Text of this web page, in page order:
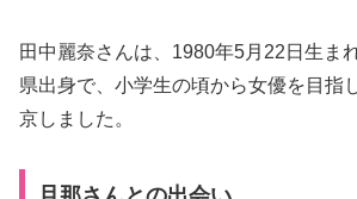
田中麗奈さんは、1980年5月22日生ま
県出身で、小学生の頃から女優を目指
京しました。